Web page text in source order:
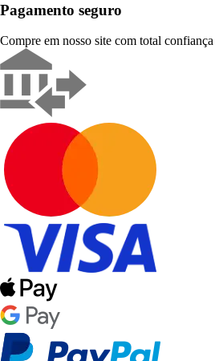
Pagamento seguro
Compre em nosso site com total confiança